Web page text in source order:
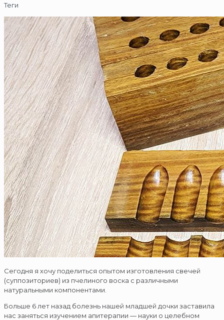
Теги
Сегодня я хочу поделиться опытом изготовления свечей
(суппозиториев) из пчелиного воска с различными
натуральными компонентами.
Больше 6 лет назад болезнь нашей младшей дочки заставила
нас заняться изучением апитерапии — науки о целебном